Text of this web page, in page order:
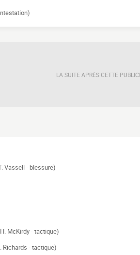
LA SUITE APRÈS CETTE
Vassell - blessure)
McKirdy - tactique)
Richards - tactique)